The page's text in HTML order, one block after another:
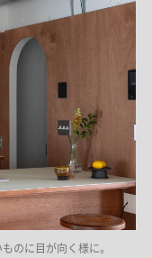
のに目が向く様に。